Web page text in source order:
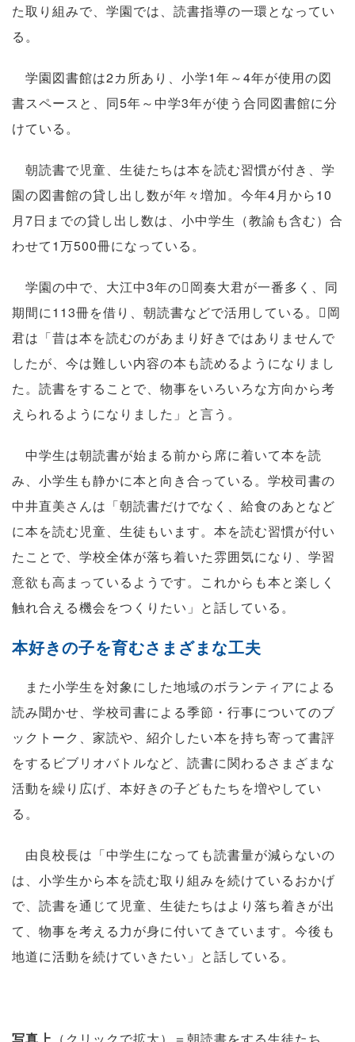
た取り組みで、学園では、読書指導の一環となってい
る。
学園図書館は2カ所あり、小学1年～4年が使用の図
書スペースと、同5年～中学3年が使う合同図書館に分
けている。
朝読書で児童、生徒たちは本を読む習慣が付き、学
園の図書館の貸し出し数が年々増加。今年4月から10
月7日までの貸し出し数は、小中学生（教諭も含む）合
わせて1万500冊になっている。
学園の中で、大江中3年の岡奏大君が一番多く、同
期間に113冊を借り、朝読書などで活用している。岡
君は「昔は本を読むのがあまり好きではありませんで
したが、今は難しい内容の本も読めるようになりまし
た。読書をすることで、物事をいろいろな方向から考
えられるようになりました」と言う。
中学生は朝読書が始まる前から席に着いて本を読
み、小学生も静かに本と向き合っている。学校司書の
中井直美さんは「朝読書だけでなく、給食のあとなど
に本を読む児童、生徒もいます。本を読む習慣が付い
たことで、学校全体が落ち着いた雰囲気になり、学習
意欲も高まっているようです。これからも本と楽しく
触れ合える機会をつくりたい」と話している。
本好きの子を育むさまざまな工夫
また小学生を対象にした地域のボランティアによる
読み聞かせ、学校司書による季節・行事についてのブ
ックトーク、家読や、紹介したい本を持ち寄って書評
をするビブリオバトルなど、読書に関わるさまざまな
活動を繰り広げ、本好きの子どもたちを増やしてい
る。
由良校長は「中学生になっても読書量が減らないの
は、小学生から本を読む取り組みを続けているおかげ
で、読書を通じて児童、生徒たちはより落ち着きが出
て、物事を考える力が身に付いてきています。今後も
地道に活動を続けていきたい」と話している。
写真上 （クリックで拡大）＝朝読書をする生徒たち